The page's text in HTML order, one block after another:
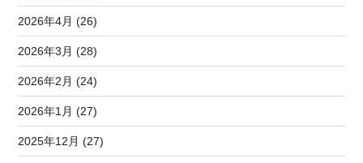
2026年4月 (26)
2026年3月 (28)
2026年2月 (24)
2026年1月 (27)
2025年12月 (27)